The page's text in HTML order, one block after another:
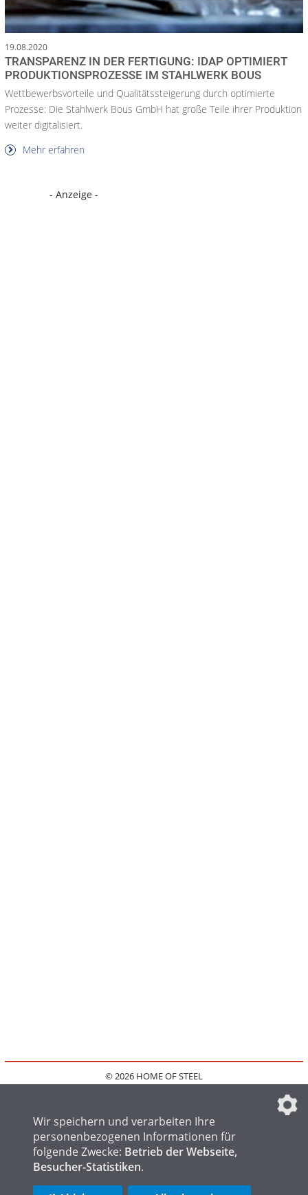
19.08.2020
TRANSPARENZ IN DER FERTIGUNG: IDAP OPTIMIERT
PRODUKTIONSPROZESSE IM STAHLWERK BOUS
Wettbewerbsvorteile und Qualitätssteigerung durch optimierte
Prozesse: Die Stahlwerk Bous GmbH hat große Teile ihrer Produktion
weiter digitalisiert.
Mehr erfahren
- Anzeige -
© 2026 HOME OF STEEL
IMPRESSUM
FAQ
DATENSCHUTZEINSTELLUNGEN
HOME OF LOGISTICS
Wir speichern und verarbeiten Ihre
personenbezogenen Informationen für
folgende Zwecke: Betrieb der Webseite,
Besucher-Statistiken.